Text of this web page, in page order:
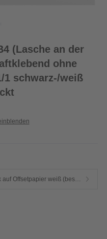
(Lasche an der
ohne
1 schwarz-/weiß